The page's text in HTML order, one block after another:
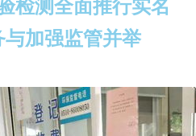
检测全面推行实名
加强监管并举